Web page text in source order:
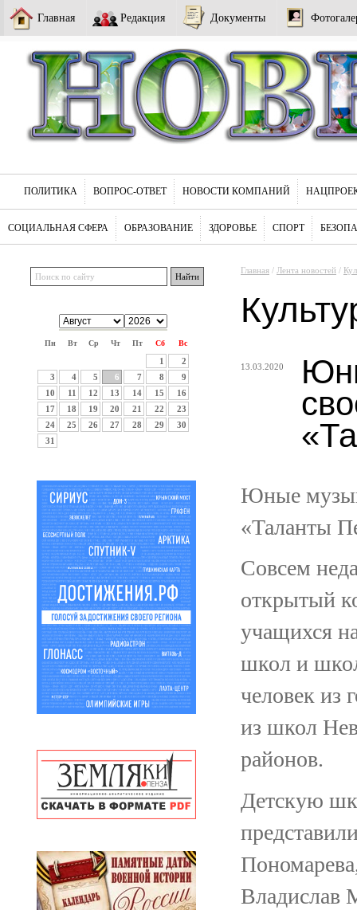
Главная Редакция Документы
ПОЛИТИКА ВОПРОС-ОТВЕТ НОВОСТИ КОМПАНИЙ
СОЦИАЛЬНАЯ СФЕРА ОБРАЗОВАНИЕ ЗДОРОВЬЕ СПОРТ
Пн Вт Ср Чт Пт Сб Вс
1
2
3
4 5 6 7 8
9
10
11 12 13 14 15
16
17
18 19 20 21 22
23
24
25 26 27 28 29
30
31
Главная / Лента новостей /
13.03.2020
Юные
«Таланты
Совсем
открытый
учащихся
школ и
человек из
из школ
районов.
Детскую
Владислав